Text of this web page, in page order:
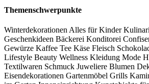
sondern auch mitmachen. Freunde von
gehen und sich voll und ganz in der
verlieren.
Themenschwerpunkte
Winterdekorationen Alles für Kinder
Geschenkideen Bäckerei Konditorei
Gewürze Kaffee Tee Käse Fleisch
Lifestyle Beauty Wellness Kleidung Mode
Textilwaren Schmuck Juweliere Blumen
Eisendekorationen Gartenmöbel Grills